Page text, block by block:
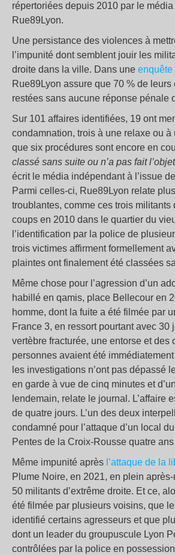
répertoriées depuis 2010 par le
Rue89Lyon.
Une persistance des violences à
l’impunité dont semblent jouir les
droite dans la ville. Dans une enquête
Rue89Lyon assure que 70 % de leurs
restées sans aucune réponse pénale
Sur 101 affaires identifiées, 19 ont
condamnation, trois à une relaxe ou
que six procédures sont encore en
classé sans suite ou n’a pas fait
écrit le média indépendant à l’issue
Parmi celles-ci, Rue89Lyon relate
troublantes, comme ces trois militants
coups en 2010 dans le quartier du
l’identification par la police de
trois victimes affirment formellement
plaintes ont finalement été classées
Même chose pour l’agression d’un
habillé en qamis, place Bellecour en
homme, dont la fuite a été filmée par
France 3, en ressort pourtant avec 30
vertèbre fracturée, une entorse et des
personnes avaient été
les investigations n’ont pas dépassé
en garde à vue de cinq minutes et
lendemain, relate le journal. L’affaire
de quatre jours. L’un des deux
condamné pour l’attaque d’un local
Pentes de la Croix-Rousse quatre
Même impunité après l’attaque de la
Plume Noire, en 2021, en plein
50 militants d’extrême droite. Et ce,
été filmée par plusieurs voisins, que
identifié certains agresseurs et que
dont un leader du groupuscule Lyon
contrôlées par la police en